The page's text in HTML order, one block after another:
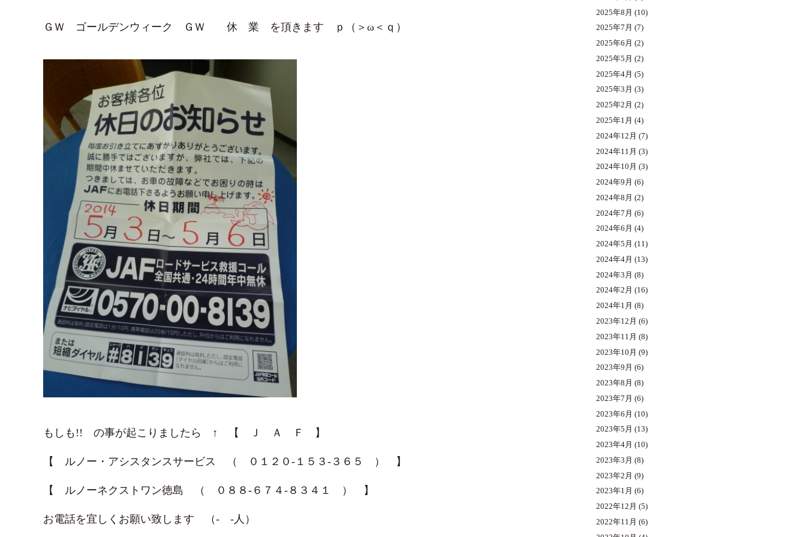
ＧＷ ゴールデンウィーク ＧＷ 休 業 を頂きます ｐ（＞ω＜ｑ）
もしも!! の事が起こりましたら ↑ 【 Ｊ Ａ Ｆ 】
【 ルノー・アシスタンスサービス （ ０１２０-１５３-３６５ ） 】
【 ルノーネクストワン徳島 （ ０８８-６７４-８３４１ ） 】
お電話を宜しくお願い致します （- -人）
2025年8月 (10)
2025年7月 (7)
2025年6月 (2)
2025年5月 (2)
2025年4月 (5)
2025年3月 (3)
2025年2月 (2)
2025年1月 (4)
2024年12月 (7)
2024年11月 (3)
2024年10月 (3)
2024年9月 (6)
2024年8月 (2)
2024年7月 (6)
2024年6月 (4)
2024年5月 (11)
2024年4月 (13)
2024年3月 (8)
2024年2月 (16)
2024年1月 (8)
2023年12月 (6)
2023年11月 (8)
2023年10月 (9)
2023年9月 (6)
2023年8月 (8)
2023年7月 (6)
2023年6月 (10)
2023年5月 (13)
2023年4月 (10)
2023年3月 (8)
2023年2月 (9)
2023年1月 (6)
2022年12月 (5)
2022年11月 (6)